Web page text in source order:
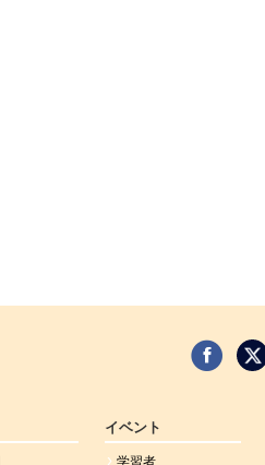
イベント
学習者